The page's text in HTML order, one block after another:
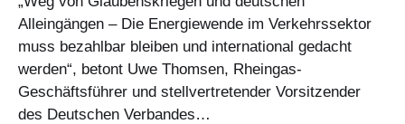
Alleingängen – Die Energiewende im Verkehrssektor
muss bezahlbar bleiben und international gedacht
werden“, betont Uwe Thomsen, Rheingas-
Geschäftsführer und stellvertretender Vorsitzender
des Deutschen Verbandes…